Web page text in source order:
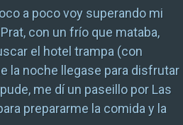
a poco voy superando mi
con un frío que mataba,
el hotel trampa (con
la noche llegase para disfrutar
me dí un paseillo por Las
prepararme la comida y la